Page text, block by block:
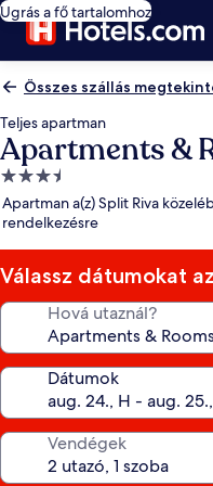
Ugrás a fő tartalomhoz
Összes szállás
Teljes apartman
Apartments &
3.5
csillagos
szálláshely
Apartman a(z) Split Riva
rendelkezésre
Válassz dátumokat
Hová utaznál?
Dátumok
Vendégek